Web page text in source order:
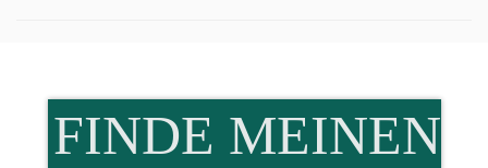
FINDE MEINEN